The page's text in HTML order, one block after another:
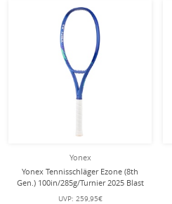
Yonex
Yonex Tennisschläger Ezone (8th
Gen.) 100in/285g/Turnier 2025 Blast
blau - unbesaitet -
UVP: 259,95€